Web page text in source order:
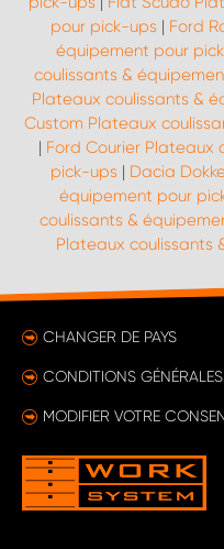
pour pick-ups | Ford
équipement pour
coulissants &
Plateaux coulissants &
Custom Plateaux
| Ford Courier Plateaux
pick-ups | Dacia
équipement pour
coulissants &
Plateaux coulissants
CHANGER DE PAYS
CONDITIONS GÉNÉRALES
MODIFIER VOTRE